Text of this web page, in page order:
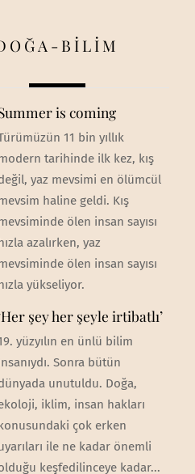
BİLİM
is coming
11 bin yıllık
tarihinde ilk kez, kış
yaz mevsimi en ölümcül
haline geldi. Kış
ölen insan sayısı
azalırken, yaz
ölen insan sayısı
yükseliyor.
şey her şeyle irtibatlı’
yüzyılın en ünlü bilim
Sonra bütün
unutuldu. Doğa,
iklim, insan hakları
çok erken
ile ne kadar önemli
keşfedilinceye kadar...